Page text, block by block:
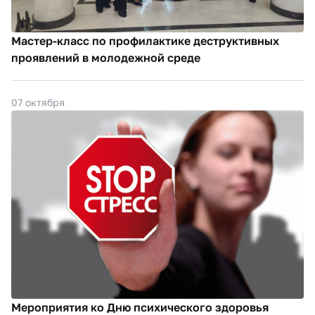
Мастер-класс по профилактике деструктивных
проявлений в молодежной среде
07 октября
Мероприятия ко Дню психического здоровья